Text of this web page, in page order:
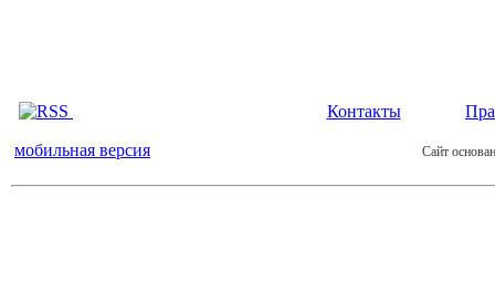
Контакты
мобильная версия Сайт